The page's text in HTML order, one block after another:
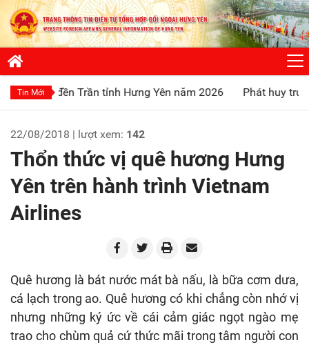
Tin Mới
Trần tỉnh Hưng Yên năm 2026 Phát huy truyền thống
22/08/2018 | lượt xem: 142
Thổn thức vị quê hương Hưng
Yên trên hành trình Vietnam
Airlines
Quê hương là bát nước mát bà nấu, là bữa cơm dưa,
cá lạch trong ao. Quê hương có khi chẳng còn nhớ vị
nhưng những ký ức về cái cảm giác ngọt ngào mẹ
trao cho chùm quả cứ thức mãi trong tâm người con